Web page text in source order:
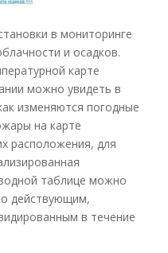
в мониторинге
и осадков.
карте
можно увидеть в
изменяются погодные
на карте
расположения, для
таблице можно
действующим,
в течение